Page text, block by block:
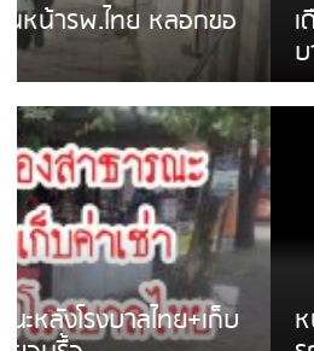
เดือนร้อน! ชาวเชียงรายบ่
บายพาสเสียงดังสร้างคว
หนุ่มเจียงฮายจ่ม พบถังน้